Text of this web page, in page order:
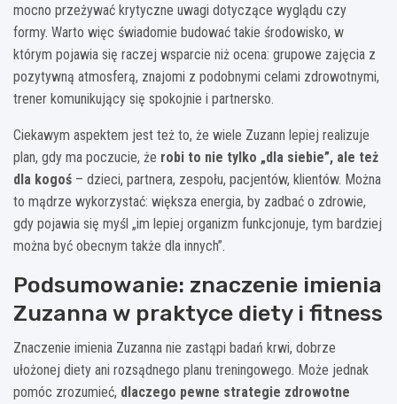
mocno przeżywać krytyczne uwagi dotyczące wyglądu czy
formy. Warto więc świadomie budować takie środowisko, w
którym pojawia się raczej wsparcie niż ocena: grupowe zajęcia z
pozytywną atmosferą, znajomi z podobnymi celami zdrowotnymi,
trener komunikujący się spokojnie i partnersko.
Ciekawym aspektem jest też to, że wiele Zuzann lepiej realizuje
plan, gdy ma poczucie, że robi to nie tylko „dla siebie”, ale też
dla kogoś – dzieci, partnera, zespołu, pacjentów, klientów. Można
to mądrze wykorzystać: większa energia, by zadbać o zdrowie,
gdy pojawia się myśl „im lepiej organizm funkcjonuje, tym bardziej
można być obecnym także dla innych”.
Podsumowanie: znaczenie imienia
Zuzanna w praktyce diety i fitness
Znaczenie imienia Zuzanna nie zastąpi badań krwi, dobrze
ułożonej diety ani rozsądnego planu treningowego. Może jednak
pomóc zrozumieć, dlaczego pewne strategie zdrowotne